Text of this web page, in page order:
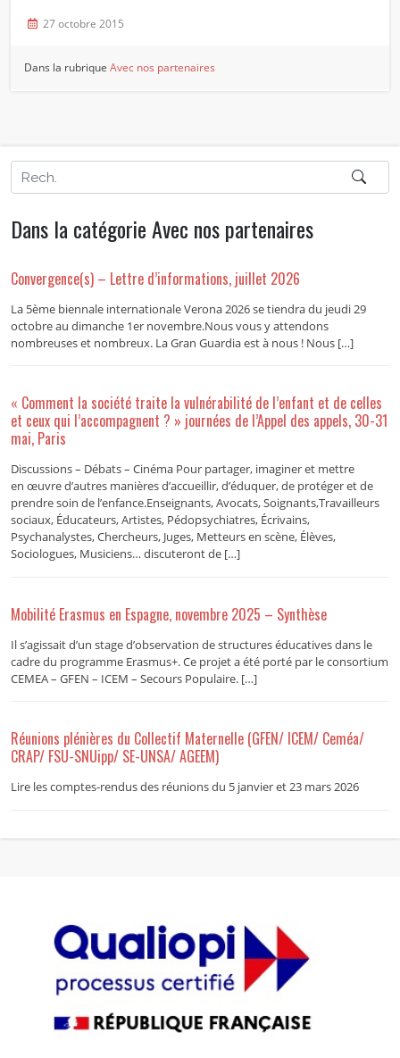
27 octobre 2015
Dans la rubriqueAvec nos partenaires
Dans la catégorie Avec nos partenaires
Convergence(s) – Lettre d’informations, juillet 2026
La 5ème biennale internationale Verona 2026 se tiendra du jeudi 29
octobre au dimanche 1er novembre.Nous vous y attendons
nombreuses et nombreux. La Gran Guardia est à nous ! Nous […]
« Comment la société traite la vulnérabilité de l’enfant et de celles
et ceux qui l’accompagnent ? » journées de l’Appel des appels, 30-31
mai, Paris
Discussions – Débats – Cinéma Pour partager, imaginer et mettre
en œuvre d’autres manières d’accueillir, d’éduquer, de protéger et de
prendre soin de l’enfance.Enseignants, Avocats, Soignants,Travailleurs
sociaux, Éducateurs, Artistes, Pédopsychiatres, Écrivains,
Psychanalystes, Chercheurs, Juges, Metteurs en scène, Élèves,
Sociologues, Musiciens… discuteront de […]
Mobilité Erasmus en Espagne, novembre 2025 – Synthèse
Il s’agissait d’un stage d’observation de structures éducatives dans le
cadre du programme Erasmus+. Ce projet a été porté par le consortium
CEMEA – GFEN – ICEM – Secours Populaire. […]
Réunions plénières du Collectif Maternelle (GFEN/ ICEM/ Ceméa/
CRAP/ FSU-SNUipp/ SE-UNSA/ AGEEM)
Lire les comptes-rendus des réunions du 5 janvier et 23 mars 2026